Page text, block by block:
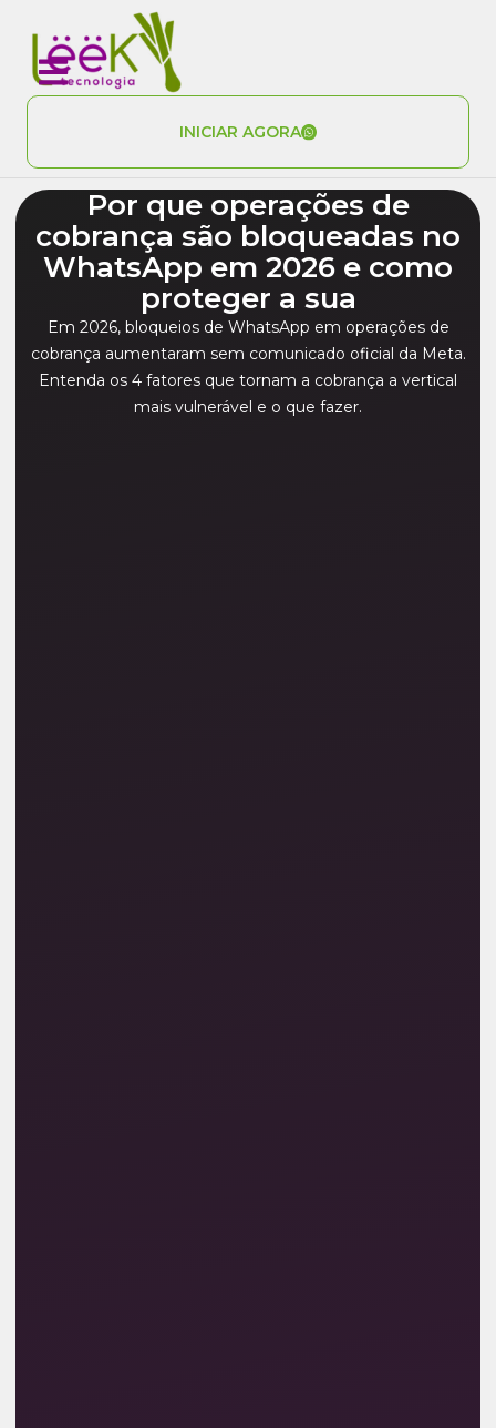
INICIAR AGORA
Por que operações de
cobrança são bloqueadas no
WhatsApp em 2026 e como
proteger a sua
Em 2026, bloqueios de WhatsApp em operações de
cobrança aumentaram sem comunicado oficial da Meta.
Entenda os 4 fatores que tornam a cobrança a vertical
mais vulnerável e o que fazer.